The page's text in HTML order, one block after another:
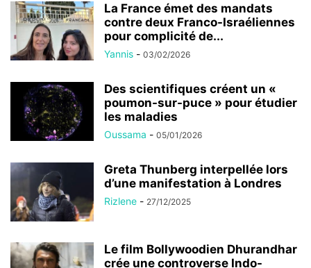
La France émet des mandats
contre deux Franco-Israéliennes
pour complicité de...
Yannis - 03/02/2026
Des scientifiques créent un «
poumon-sur-puce » pour étudier
les maladies
Oussama - 05/01/2026
Greta Thunberg interpellée lors
d’une manifestation à Londres
Rizlene - 27/12/2025
Le film Bollywoodien Dhurandhar
crée une controverse Indo-